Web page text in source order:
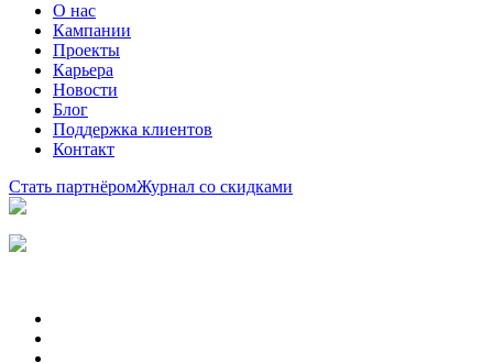
О нас
Кампании
Проекты
Карьера
Новости
Блог
Поддержка клиентов
Контакт
Стать партнёромЖурнал со скидками